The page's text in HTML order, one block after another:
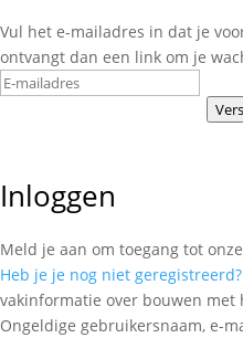
Vul het e-mailadres in dat je
ontvangt dan een link om je
Inloggen
Meld je aan om toegang tot
Heb je je nog niet geregistreerd?
vakinformatie over bouwen
Ongeldige gebruikersnaam, e-